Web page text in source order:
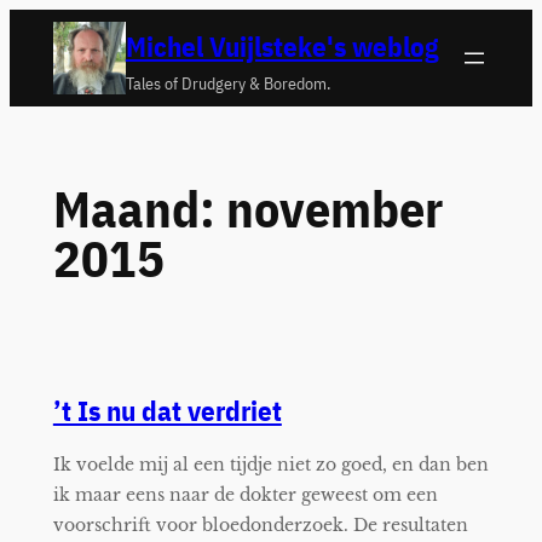
naar
Michel Vuijlsteke's weblog
Tales of Drudgery & Boredom.
Maand: november
2015
’t Is nu dat verdriet
Ik voelde mij al een tijdje niet zo goed, en dan ben
ik maar eens naar de dokter geweest om een
voorschrift voor bloedonderzoek. De resultaten